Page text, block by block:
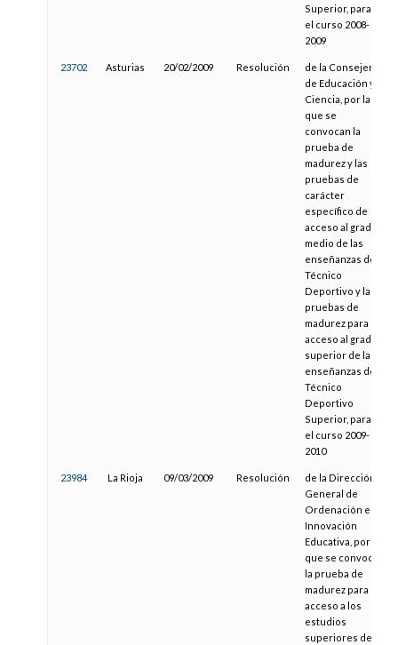
Superior, para
el curso 2008-
2009
23702 Asturias 20/02/2009 Resolución
de la Consejería
de Educación y
Ciencia, por la
que se
convocan la
prueba de
madurez y las
pruebas de
carácter
específico de
acceso al grado
medio de las
enseñanzas de
Técnico
Deportivo y las
pruebas de
madurez para el
acceso al grado
superior de las
enseñanzas de
Técnico
Deportivo
Superior, para
el curso 2009-
2010
23984 La Rioja 09/03/2009 Resolución
de la Dirección
General de
Ordenación e
Innovación
Educativa, por la
que se convoca
la prueba de
madurez para el
acceso a los
estudios
superiores de